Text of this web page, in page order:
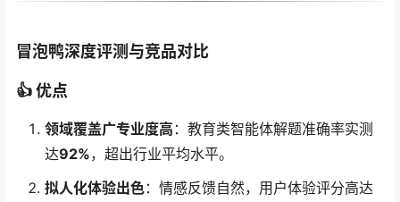
冒泡鸭深度评测与竞品对比
👍优点
领域覆盖广专业度高 ：教育类智能体解题准确率实测
达92%，超出行业平均水平。
拟人化体验出色：情感反馈自然，用户体验评分高达